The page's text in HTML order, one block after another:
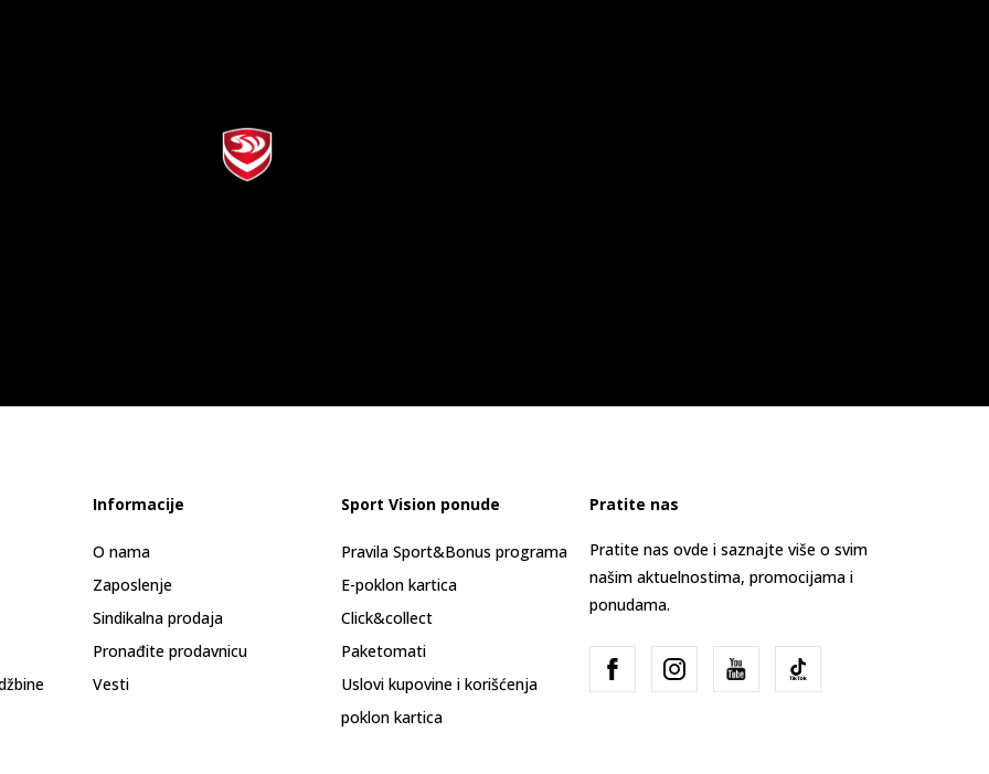
Informacije
O nama
Zaposlenje
Sindikalna prodaja
Pronađite prodavnicu
Vesti
Sport Vision ponude
Pravila Sport&Bonus programa
E-poklon kartica
Click&collect
Paketomati
Uslovi kupovine i korišćenja
poklon kartica
Pratite nas
Pratite nas ovde i saznajte više o svim
našim aktuelnostima, promocijama i
ponudama.